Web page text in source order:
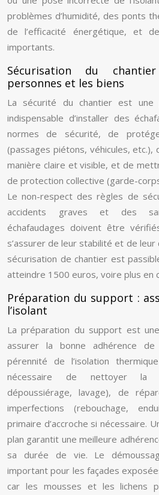
problèmes d’humidité, des ponts
de l’efficacité énergétique, et
importants.
Sécurisation du
personnes et les biens
La sécurité du chantier est
indispensable d’installer des
normes de sécurité, de
(passages piétons, véhicules, etc.),
manière claire et visible, et de
de protection collective (garde-
Le non-respect des règles de
accidents graves et des
échafaudages doivent être
s’assurer de leur stabilité et de leur
sécurisation de chantier est
atteindre 1500 euros, voire plus en
Préparation du support :
l’isolant
La préparation du support est
assurer la bonne adhérence
pérennité de l’isolation
nécessaire de nettoyer la
dépoussiérage, lavage), de
imperfections (rebouchage,
primaire d’accroche si nécessaire.
plan garantit une meilleure
sa durée de vie. Le
important pour les façades
car les mousses et les lichens